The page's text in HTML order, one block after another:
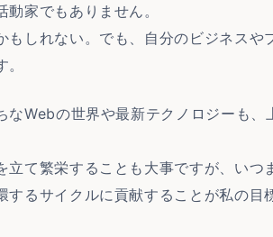
家でもありません。
もしれない。でも、自分のビジネスや
なWebの世界や最新テクノロジーも
立て繁栄することも大事ですが、い
るサイクルに貢献することが私の目